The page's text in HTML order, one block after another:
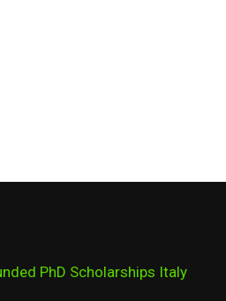
PhD Scholarships Italy